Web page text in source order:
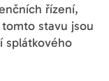
řízení,
stavu jsou
splátkového